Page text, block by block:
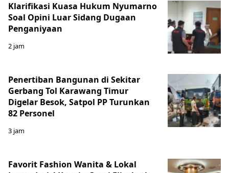
Klarifikasi Kuasa Hukum Nyumarno
Soal Opini Luar Sidang Dugaan
Penganiyaan
2 jam
Penertiban Bangunan di Sekitar
Gerbang Tol Karawang Timur
Digelar Besok, Satpol PP Turunkan
82 Personel
3 jam
Favorit Fashion Wanita & Lokal